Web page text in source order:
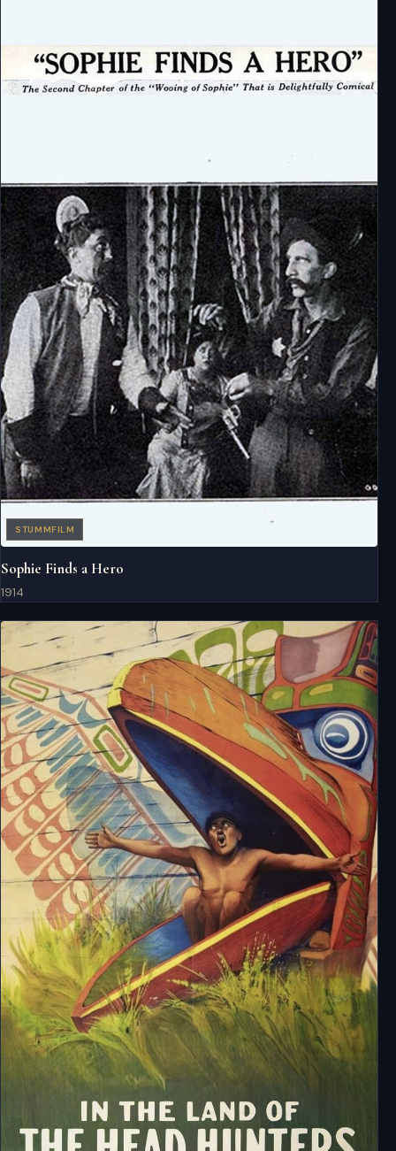
STUMMFILM
Sophie Finds a Hero
1914